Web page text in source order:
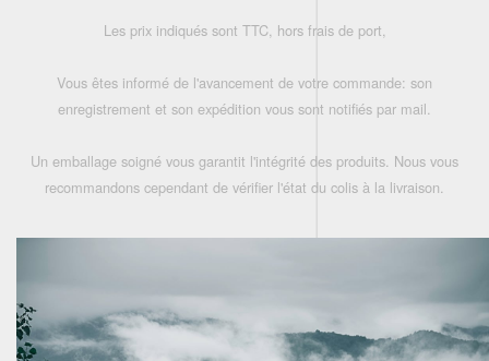
Les prix indiqués sont TTC, hors frais de port,
Vous êtes informé de l'avancement de votre commande: son
enregistrement et son expédition vous sont notifiés par mail.
Un emballage soigné vous garantit l'intégrité des produits. Nous vous
recommandons cependant de vérifier l'état du colis à la livraison.